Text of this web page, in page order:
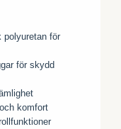
polyuretan för
för skydd
komfort